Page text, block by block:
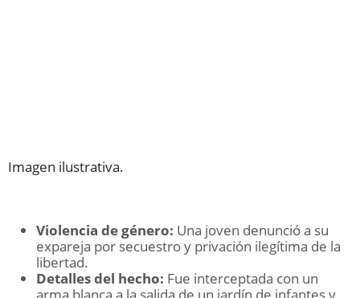
Imagen ilustrativa.
Violencia de género: Una joven denunció a su
expareja por secuestro y privación ilegítima de la
libertad.
Detalles del hecho: Fue interceptada con un
arma blanca a la salida de un jardín de infantes y